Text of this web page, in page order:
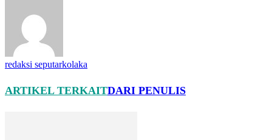
redaksi seputarkolaka
ARTIKEL TERKAITDARI PENULIS